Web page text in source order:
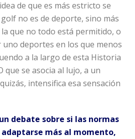
de que es más estricto se
no es de deporte, sino más
que no todo está permitido, o
uno deportes en los que menos
a la largo de esta Historia
que se asocia al lujo, a un
intensifica esa sensación
debate sobre si las normas
más al momento,